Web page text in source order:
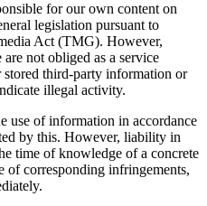
for our own content on
legislation pursuant to
Act (TMG). However,
not obliged as a service
third-party information or
illegal activity.
use of information in accordance
by this. However, liability in
time of knowledge of a concrete
of corresponding infringements,